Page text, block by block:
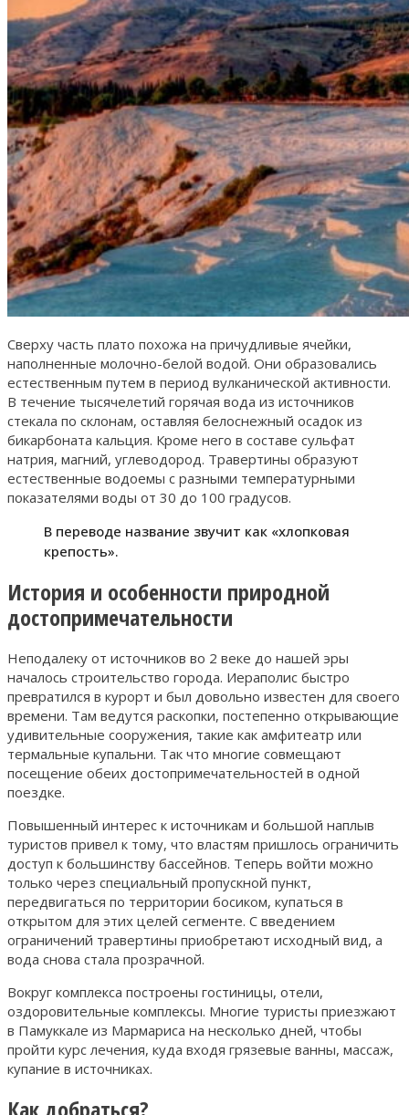
Сверху часть плато похожа на причудливые ячейки,
наполненные молочно-белой водой. Они образовались
естественным путем в период вулканической активности.
В течение тысячелетий горячая вода из источников
стекала по склонам, оставляя белоснежный осадок из
бикарбоната кальция. Кроме него в составе сульфат
натрия, магний, углеводород. Травертины образуют
естественные водоемы с разными температурными
показателями воды от 30 до 100 градусов.
В переводе название звучит как «хлопковая
крепость».
История и особенности природной
достопримечательности
Неподалеку от источников во 2 веке до нашей эры
началось строительство города. Иераполис быстро
превратился в курорт и был довольно известен для своего
времени. Там ведутся раскопки, постепенно открывающие
удивительные сооружения, такие как амфитеатр или
термальные купальни. Так что многие совмещают
посещение обеих достопримечательностей в одной
поездке.
Повышенный интерес к источникам и большой наплыв
туристов привел к тому, что властям пришлось ограничить
доступ к большинству бассейнов. Теперь войти можно
только через специальный пропускной пункт,
передвигаться по территории босиком, купаться в
открытом для этих целей сегменте. С введением
ограничений травертины приобретают исходный вид, а
вода снова стала прозрачной.
Вокруг комплекса построены гостиницы, отели,
оздоровительные комплексы. Многие туристы приезжают
в Памуккале из Мармариса на несколько дней, чтобы
пройти курс лечения, куда входя грязевые ванны, массаж,
купание в источниках.
Как добраться?